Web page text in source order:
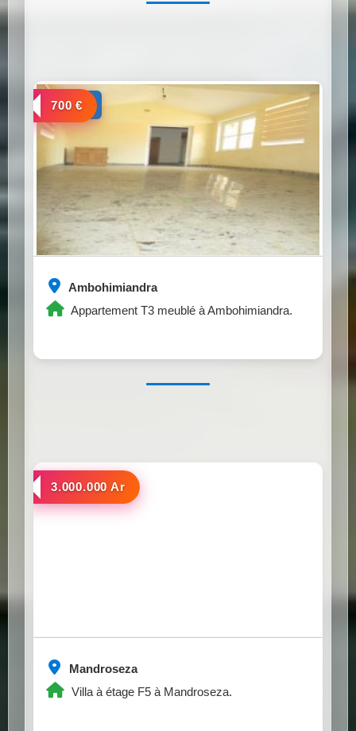
Ambohimiandra
Appartement T3 meublé à Ambohimiandra.
a louer
700 €
Mandroseza
Villa à étage F5 à Mandroseza.
a louer
3.000.000 Ar